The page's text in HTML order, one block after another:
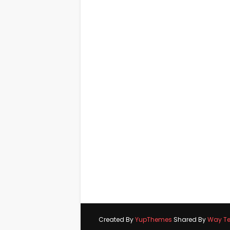
Created ByYupThemes Shared ByWay